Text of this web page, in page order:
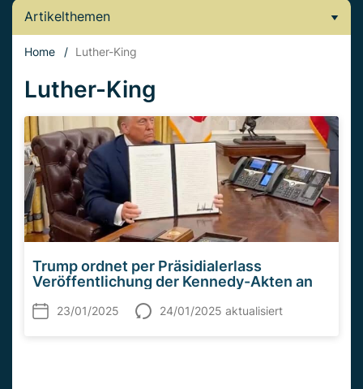
Artikelthemen
Home / Luther-King
Luther-King
Trump ordnet per Präsidialerlass
Veröffentlichung der Kennedy-Akten an
23/01/2025 24/01/2025 aktualisiert